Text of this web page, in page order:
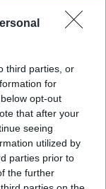
third parties, or
for
opt-out
that after your
seeing
utilized by
parties prior to
the further
(191 millones
de Frontier
del modelo A319